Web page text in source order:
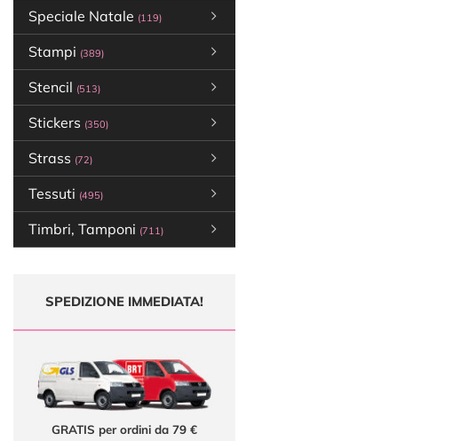
Speciale Natale (119)
Stampi (389)
Stencil (513)
Stickers (350)
Strass (72)
Tessuti (495)
Timbri, Tamponi (711)
SPEDIZIONE IMMEDIATA!
GRATIS per ordini da 79 €